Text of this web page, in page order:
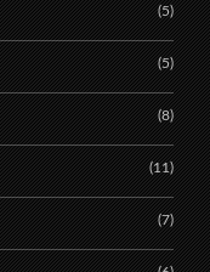
(5)
(5)
(8)
(11)
(7)